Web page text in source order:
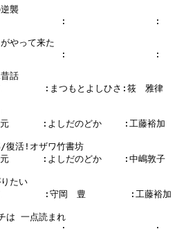
襲
:                :
やって来た
:                :
話
:まつもとよしひさ:筱　雅律
:よしだのどか    :工藤裕加
復活!オザワ竹書坊
:よしだのどか    :中嶋敦子
たい
:守岡　豊        :工藤裕加
は 一点読まれ